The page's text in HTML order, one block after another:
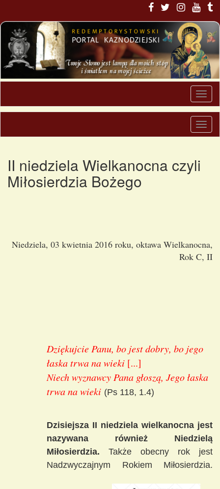
II niedziela Wielkanocna czyli
Miłosierdzia Bożego
Niedziela, 03 kwietnia 2016 roku, oktawa Wielkanocna,
Rok C, II
Dziękujcie Panu, bo jest dobry, bo jego
łaska trwa na wieki [...]
Niech wyznawcy Pana głoszą, Jego łaska
trwa na wieki (Ps 118, 1.4)
Dzisiejsza II niedziela wielkanocna jest
nazywana również Niedzielą
Miłosierdzia. Także obecny rok jest
Nadzwyczajnym Rokiem Miłosierdzia.